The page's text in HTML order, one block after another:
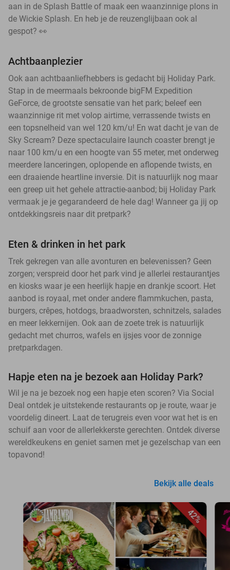
aan in de Splash Battle of maak een waanzinnige plons in
de Wickie Splash. En heb je de reuzenglijbaan ook al
gespot? 👀
Achtbaanplezier
Ook aan achtbaanliefhebbers is gedacht bij Holiday Park.
Stap in de meermaals bekroonde bigFM Expedition
GeForce, de grootste sensatie van het park; beleef een
waanzinnige rit met volop airtime, verrassende twists en
een topsnelheid van wel 120 km/u! En wat dacht je van de
Sky Scream? Deze spectaculaire launch coaster brengt je
naar 100 km/u en een hoogte van 55 meter, met onderweg
meerdere lanceringen, oplopende en aflopende twists, en
een draaiende heartline inversie. Dit is natuurlijk nog maar
een greep uit het gehele attractie-aanbod; bij Holiday Park
vermaak je je gegarandeerd de hele dag! Wanneer ga jij op
ontdekkingsreis naar dit pretpark?
Eten & drinken in het park
Trek gekregen van alle avonturen en belevenissen? Geen
zorgen; verspreid door het park vind je allerlei restaurantjes
en kiosks waar je een heerlijk hapje en drankje scoort. Het
aanbod is royaal, met onder andere flammkuchen, pasta,
burgers, crêpes, hotdogs, braadworsten, schnitzels, salades
en meer lekkernijen. Ook aan de zoete trek is natuurlijk
gedacht met churros, wafels en ijsjes voor de zonnige
pretparkdagen.
Hapje eten na je bezoek aan Holiday Park?
Wil je na je bezoek nog een hapje eten scoren? Via Social
Deal ontdek je uitstekende restaurants op je route, waar je
voordelig dineert. Laat de terugreis even voor wat het is en
schuif aan voor de allerlekkerste gerechten. Ontdek diverse
wereldkeukens en geniet samen met je gezelschap van een
topavond!
Bekijk alle deals
42%